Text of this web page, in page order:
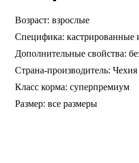
Возраст: взрослые
Специфика: кастрированные
Дополнительные свойства:
Страна-производитель: Чехия
Класс корма: суперпремиум
Размер: все размеры